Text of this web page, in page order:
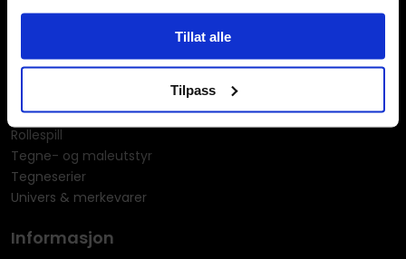
Tillat alle
Tilpass
KPOP & musikk
Manga
Merchandise & effekter
Puslespill
Rollespill
Tegne- og maleutstyr
Tegneserier
Univers & merkevarer
Informasjon